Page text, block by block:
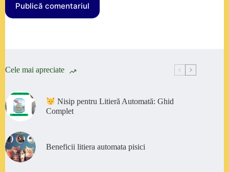
Publică comentariul
Cele mai apreciate
Nisip pentru Litieră Automată: Ghid
Complet
Beneficii litiera automata pisici